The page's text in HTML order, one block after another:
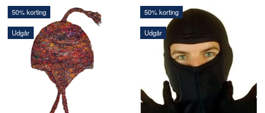
50% korting
Udgår
50% korting
Udgår